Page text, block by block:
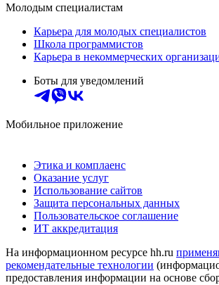
Молодым специалистам
Карьера для молодых специалистов
Школа программистов
Карьера в некоммерческих
Боты для уведомлений
Мобильное приложение
Этика и комплаенс
Оказание услуг
Использование сайтов
Защита персональных данных
Пользовательское соглашение
ИТ аккредитация
На информационном ресурсе hh.ru
рекомендательные технологии
предоставления информации на основе